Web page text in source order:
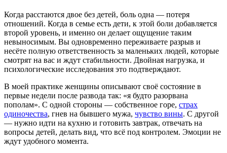
Когда расстаются двое без детей, боль одна — потеря
отношений. Когда в семье есть дети, к этой боли добавляется
второй уровень, и именно он делает ощущение таким
невыносимым. Вы одновременно переживаете разрыв и
несёте полную ответственность за маленьких людей, которые
смотрят на вас и ждут стабильности. Двойная нагрузка, и
психологические исследования это подтверждают.
В моей практике женщины описывают своё состояние в
первые недели после развода так: «я будто разорвана
пополам». С одной стороны — собственное горе, страх
одиночества, гнев на бывшего мужа, чувство вины. С другой
— нужно идти на кухню и готовить завтрак, отвечать на
вопросы детей, делать вид, что всё под контролем. Эмоции не
ждут удобного момента.